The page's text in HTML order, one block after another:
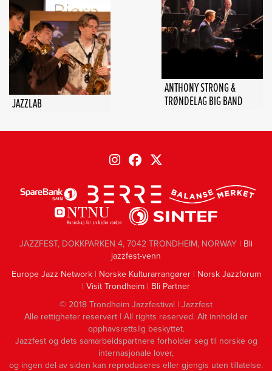
JAZZLAB
ANTHONY STRONG &
TRØNDELAG BIG BAND
JAZZFEST, DOKKPARKEN 4, 7042 TRONDHEIM, NORWAY | Bli
jazzfest-venn
Europe Jazz Network| Norske Kulturarrangører| Norsk Jazzforum
| Visit Trondheim | Bli Partner
© 2018 Trondheim Jazzfestival | Jazzfest
Alle rettigheter reservert | All rights reserved. Alt innhold er
opphavsrettslig beskyttet.
Jazzfest og dets samarbeidspartnere forholder seg til norske og
internasjonale lover,
og ingen del av siden kan reproduseres eller gjengis uten tillatelse.